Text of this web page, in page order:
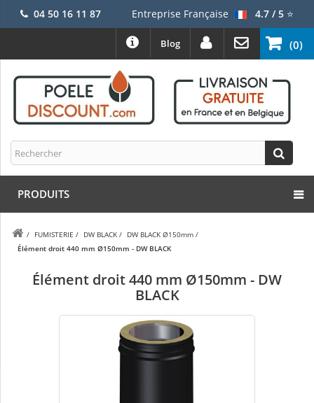
04 50 16 11 87 Entreprise Française 4.7 / 5⭐
(0)
Blog
PRODUITS
/ FUMISTERIE / DW BLACK / DW BLACK Ø150mm /
Élément droit 440 mm Ø150mm - DW BLACK
Élément droit 440 mm Ø150mm - DW
BLACK